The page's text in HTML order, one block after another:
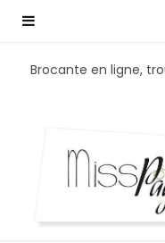
Brocante en ligne,